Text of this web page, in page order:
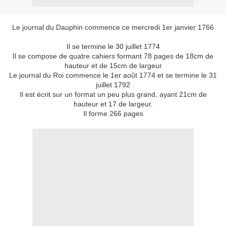
Le journal du Dauphin commence ce mercredi 1er janvier 1766
Il se termine le 30 juillet 1774
Il se compose de quatre cahiers formant 78 pages de 18cm de
hauteur et de 15cm de largeur
Le journal du Roi commence le 1er août 1774 et se termine le 31
juillet 1792
Il est écrit sur un format un peu plus grand, ayant 21cm de
hauteur et 17 de largeur.
Il forme 266 pages